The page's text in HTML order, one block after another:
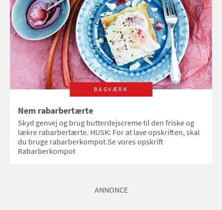
BAGVÆRK
Nem rabarbertærte
Skyd genvej og brug butterdejscreme til den friske og
lækre rabarbertærte. HUSK: For at lave opskriften, skal
du bruge rabarberkompot.Se vores opskrift
Rabarberkompot
ANNONCE